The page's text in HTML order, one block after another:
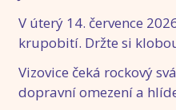
V úterý 14. července
krupobití. Držte si
Vizovice čeká rockový
dopravní omezení a